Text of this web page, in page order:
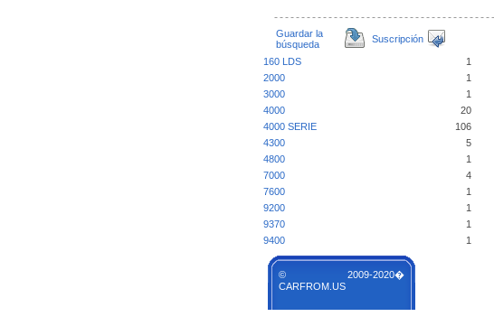
Guardar la
búsqueda
Suscripción
160 LDS 1
2000
1
3000
1
4000
20
4000 SERIE
106
4300
5
4800
1
7000
4
7600
1
9200
1
9370
1
9400
1
© 2009-2020�
CARFROM.US